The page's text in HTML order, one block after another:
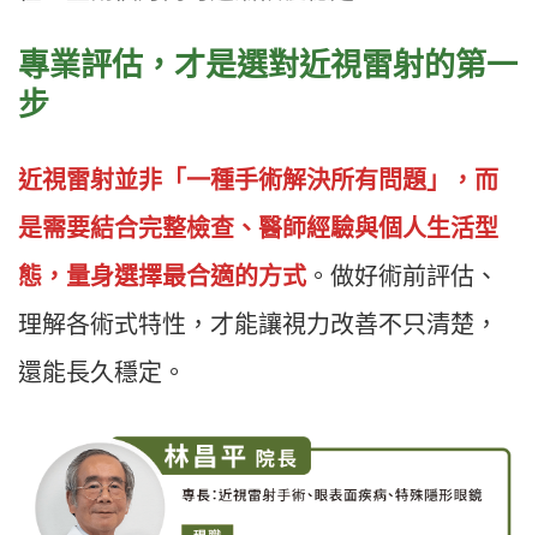
專業評估，才是選對近視雷射的第一
步
近視雷射並非「一種手術解決所有問題」，而
是需要結合完整檢查、醫師經驗與個人生活型
態，量身選擇最合適的方式 。做好術前評估、
理解各術式特性，才能讓視力改善不只清楚，
還能長久穩定。